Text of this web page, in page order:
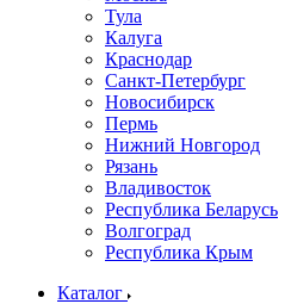
Тула
Калуга
Краснодар
Санкт-Петербург
Новосибирск
Пермь
Нижний Новгород
Рязань
Владивосток
Республика Беларусь
Волгоград
Республика Крым
Каталог